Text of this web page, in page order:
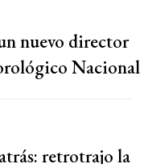
nuevo director
Nacional
retrotrajo la